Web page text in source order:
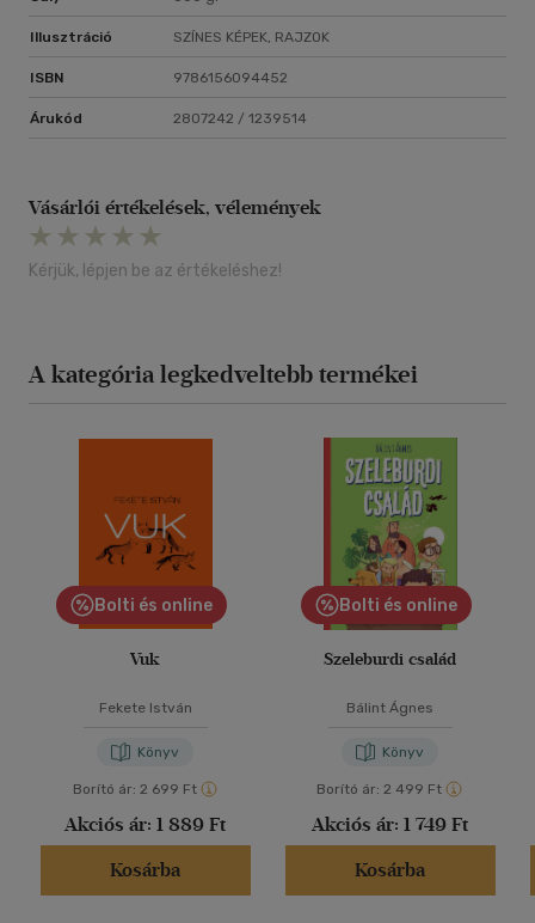
Illusztráció SZÍNES KÉPEK, RAJZOK
ISBN 9786156094452
Árukód 2807242 / 1239514
Vásárlói értékelések, vélemények
Kérjük, lépjen be az értékeléshez!
A kategória legkedveltebb termékei
Bolti és online
Vuk
Fekete István
Könyv
Borító ár: 2 699 Ft
Akciós ár: 1 889 Ft
Kosárba
Bolti és online
Szeleburdi család
Bálint Ágnes
Könyv
Borító ár: 2 499 Ft
Akciós ár: 1 749 Ft
Kosárba